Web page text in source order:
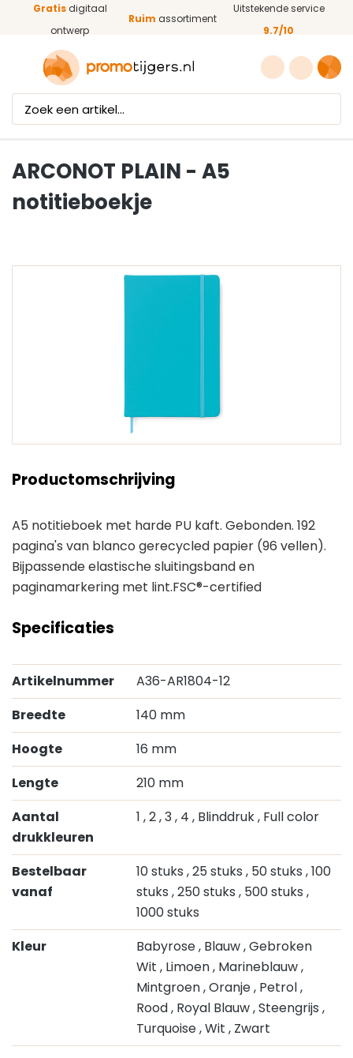
Ga naar de hoofdinhoud
Gratisdigitaal
ontwerp
Ruim assortiment
Uitstekende service
9.7/10
ARCONOT PLAIN - A5
notitieboekje
Afbeeldingengalerij overslaan
Productomschrijving
A5 notitieboek met harde PU kaft. Gebonden. 192
pagina's van blanco gerecycled papier (96 vellen).
Bijpassende elastische sluitingsband en
paginamarkering met lint.FSC®-certified
Specificaties
Artikelnummer
A36-AR1804-12
Breedte
140 mm
Hoogte
16 mm
Lengte
210 mm
Aantal
drukkleuren
1 , 2, 3, 4 , Blinddruk, Full color
Bestelbaar
vanaf
10 stuks , 25 stuks , 50 stuks , 100
stuks , 250 stuks , 500 stuks ,
1000 stuks
Kleur
Babyrose, Blauw, Gebroken
Wit , Limoen, Marineblauw,
Mintgroen, Oranje, Petrol,
Rood, Royal Blauw, Steengrijs ,
Turquoise, Wit , Zwart